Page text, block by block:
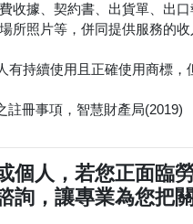
收據、契約書、出貨單、出
所照片等，併同提供服務的
有持續使用且正確使用商標
註冊事項，智慧財產局(2019)
個人，若您正面臨
詢，讓專業為您把關